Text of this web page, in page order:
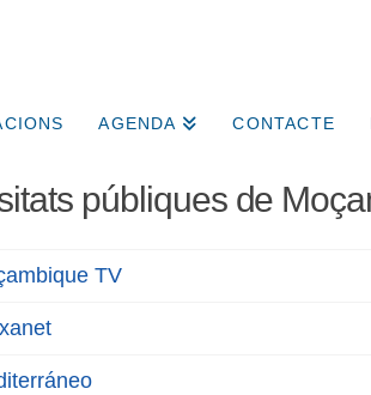
AGENDA CONTACTE
públiques de
TV